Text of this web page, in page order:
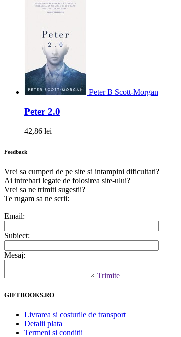
Peter B Scott-Morgan
Peter 2.0
42,86 lei
Feedback
Vrei sa cumperi de pe site si intampini dificultati?
Ai intrebari legate de folosirea site-ului?
Vrei sa ne trimiti sugestii?
Te rugam sa ne scrii:
Email:
Subiect:
Mesaj:
Trimite
GIFTBOOKS.RO
Livrarea si costurile de transport
Detalii plata
Termeni si conditii